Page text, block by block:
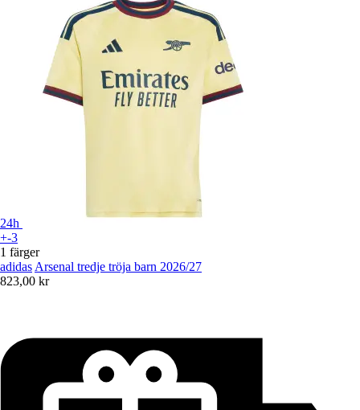
24h
+-3
1 färger
adidas Arsenal tredje tröja barn 2026/27
823,00 kr